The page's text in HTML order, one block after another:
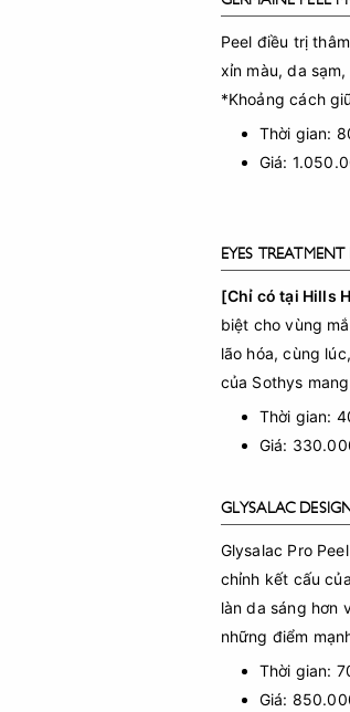
Peel điều trị
xỉn màu, da
*Khoảng cách
Thời gian:
Giá:
EYES
[Chỉ có tại Hills
biệt cho vùng
lão hóa, cùng
của Sothys
Thời gian:
Giá:
GLYSALAC
Glysalac Pro
chỉnh kết cấu
làn da sáng hơn
những điểm
Thời gian:
Giá: